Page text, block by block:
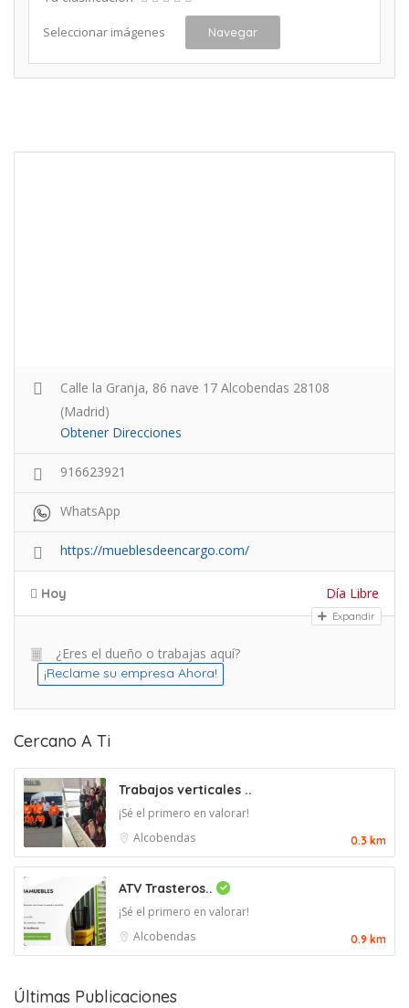
Seleccionar imágenes Navegar
Calle la Granja, 86 nave 17 Alcobendas 28108
(Madrid)
Obtener Direcciones
916623921
WhatsApp
https://mueblesdeencargo.com/
Hoy Día Libre
Expandir
¿Eres el dueño o trabajas aquí?
¡Reclame su empresa Ahora!
Cercano A Ti
Trabajos verticales ..
¡Sé el primero en valorar!
Alcobendas
0.3 km
ATV Trasteros..
¡Sé el primero en valorar!
Alcobendas
0.9 km
Últimas Publicaciones